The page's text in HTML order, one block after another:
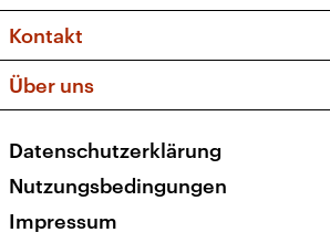
Kakadu – Das Kinderprogramm
Frequenzen (UKW + DAB+)
FAQ
Apps
Newsletter
Veranstaltungen
Kontakt
Social Media
Über uns
Presse
Karriere
Transparenz
Datenschutzerklärung
Nutzungsbedingungen
Impressum